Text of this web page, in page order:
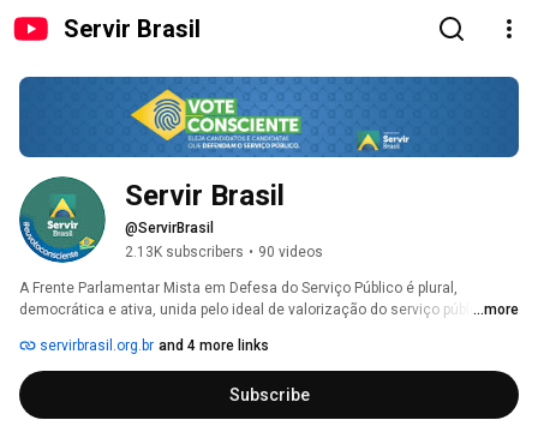
Servir Brasil
Servir Brasil
@ServirBrasil
2.13K subscribers • 90 videos
A Frente Parlamentar Mista em Defesa do Serviço Público é plural,
democrática e ativa, unida pelo ideal de valorização do serviço público ...more
servirbrasil.org.br and 4 more links
Subscribe